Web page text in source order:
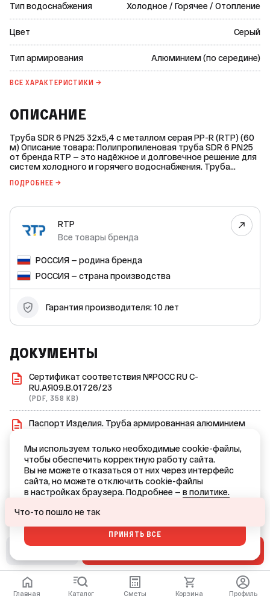
Тип водоснабжения Холодное / Горячее / Отопление
Цвет Серый
Тип армирования Алюминием (по середине)
ВСЕ ХАРАКТЕРИСТИКИ →
ОПИСАНИЕ
Труба SDR 6 PN25 32х5,4 с металлом серая PP-R (RTP) (60
м) Описание товара: Полипропиленовая труба SDR 6 PN25
от бренда RTP — это надёжное и долговечное решение для
систем холодного и горячего водоснабжения. Труба
который обеспечивает прочность и устойчивость к
стабильность трубы под давлением и при температурных
колебаниях. Характеристики: * Диаметр: 32 мм; * SDR: 6; *
Материал: полипропилен; * Цвет: серый; * Рабочее давление
(PN): 25 бар; * Толщина стенки: 5,4 мм; * Максимальная
температура рабочей среды: +95 °C; * Минимальная
температура хранения: -30 °C; * Температура плавления:
>146 °C. Монтаж трубы должен производиться при
температуре не ниже +5 °C в помещении. Надёжное
соединение с фитингами обеспечивается правильным
подбором сварочного аппарата с настройкой
температуры 260 °C и соблюдением времени нагрева (8
секунд), сварки (6 секунд) и остывания (220 секунд). Срок
службы полипропиленовой трубы SDR 6 PN25 составляет
ПОДРОБНЕЕ →
RTP
Все товары бренда
РОССИЯ — родина бренда
РОССИЯ — страна производства
Гарантия производителя: 10 лет
ДОКУМЕНТЫ
Сертификат соответствия №РОСС RU С-
RU.АЯ09.В.01726/23
(PDF, 358 KB)
Паспорт Изделия. Труба армированная алюминием
(PDF, 385 KB)
Сертификат дилера RTP
(PDF, 101 KB)
Ваш город — Краснодар?
Мы используем только необходимые cookie-файлы,
чтобы обеспечить корректную работу сайта.
Вы не можете отказаться от них через интерфейс
сайта, но можете отключить cookie-файлы
в настройках браузера. Подробнее — в политике.
ПРИНЯТЬ ВСЕ
Что-то пошло не так
Главная Каталог Сметы Корзина Профиль